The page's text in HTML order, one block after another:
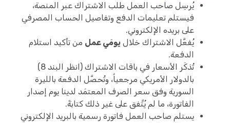
يُرسِل صاحب العمل طلب الاشتراك عبر المنصة،
فيستلم تعليمات الدفع وتفاصيل الحساب المصرفي
على بريده الإلكتروني.
يُفعَّل الاشتراك خلال يومَي عمل من تأكيد استلام
الدفعة.
تُذكَر الأسعار في باقات الاشتراك (انظر البند 8)
بالدولار الأمريكي مرجعياً، وتُحصَّل الدفعة بالليرة
السورية وفق سعر الصرف المعتمَد لدينا يوم إصدار
الفاتورة، ما لم يُتَّفق على غير ذلك كتابةً.
يستلم صاحب العمل فاتورة رسمية بالبريد الإلكتروني